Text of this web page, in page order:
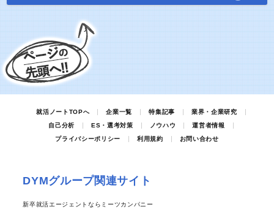
就活ノートTOPへ 企業一覧 特集記事
業界・企業研究
自己分析
ES・選考対策 ノウハウ
運営者情報
プライバシーポリシー
利用規約 お問い合わせ
DYMグループ関連サイト
新卒就活エージェントならミーツカンパニー